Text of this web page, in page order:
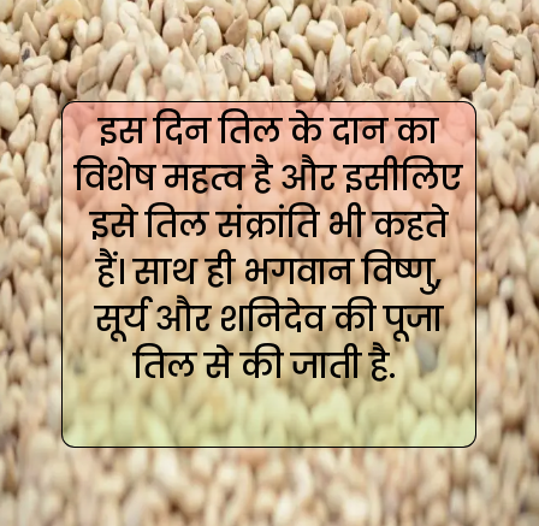
इस दिन तिल के दान का
विशेष महत्‍व है और इसीलिए
इसे तिल संक्रांति भी कहते
हैं। साथ ही भगवान विष्‍णु,
सूर्य और शनिदेव की पूजा
तिल से की जाती है.